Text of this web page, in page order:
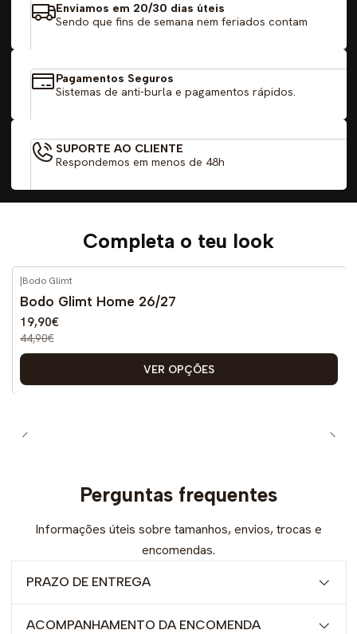
Enviamos em 20/30 dias úteis
Sendo que fins de semana nem feriados contam
Pagamentos Seguros
Sistemas de anti-burla e pagamentos rápidos.
SUPORTE AO CLIENTE
Respondemos em menos de 48h
Completa o teu look
-56% DESCONTO
|Bodo Glimt
Bodo Glimt Home 26/27
19,90€
44,90€
VER OPÇÕES
Perguntas frequentes
Informações úteis sobre tamanhos, envios, trocas e
encomendas.
PRAZO DE ENTREGA
ACOMPANHAMENTO DA ENCOMENDA